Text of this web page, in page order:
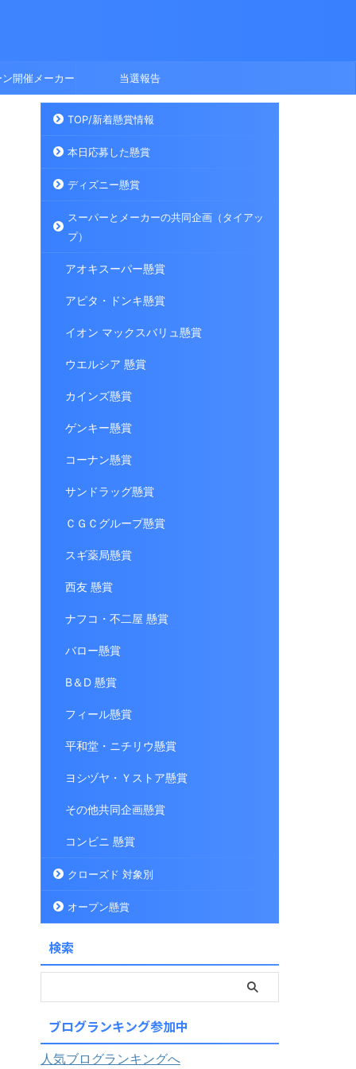
開催メーカー 当選報告
TOP/新着懸賞情報
本日応募した懸賞
ディズニー懸賞
スーパーとメーカーの共同企画（タイアッ
プ）
アオキスーパー懸賞
アピタ・ドンキ懸賞
イオン マックスバリュ懸賞
ウエルシア 懸賞
カインズ懸賞
ゲンキー懸賞
コーナン懸賞
サンドラッグ懸賞
ＣＧＣグループ懸賞
スギ薬局懸賞
西友 懸賞
ナフコ・不二屋 懸賞
バロー懸賞
B＆D 懸賞
フィール懸賞
平和堂・ニチリウ懸賞
ヨシヅヤ・Ｙストア懸賞
その他共同企画懸賞
コンビニ 懸賞
クローズド 対象別
オープン懸賞
検索
ブログランキング参加中
人気ブログランキングへ